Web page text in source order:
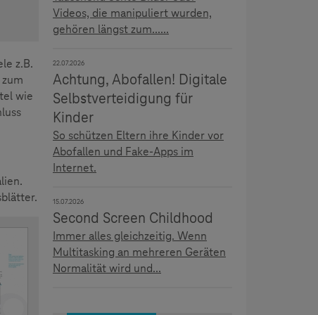
z.B.
wie
Videos, die manipuliert wurden,
gehören längst zum......
22.07.2026
Achtung, Abofallen! Digitale
Selbstverteidigung für
Kinder
So schützen Eltern ihre Kinder vor
Abofallen und Fake-Apps im
Internet.
15.07.2026
Second Screen Childhood
Immer alles gleichzeitig. Wenn
Multitasking an mehreren Geräten
Normalität wird und...